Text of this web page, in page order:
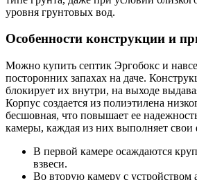
уровня грунтовых вод.
Особенности конструкции и
Можно купить септик Эргобокс и
посторонних запахах на даче.
блокирует их внутри, на выходе
Корпус создается из полиэтилена
бесшовная, что повышает ее
камеры, каждая из них выполняет
В первой камере осаждаются
взвеси.
Во вторую камеру с устройством